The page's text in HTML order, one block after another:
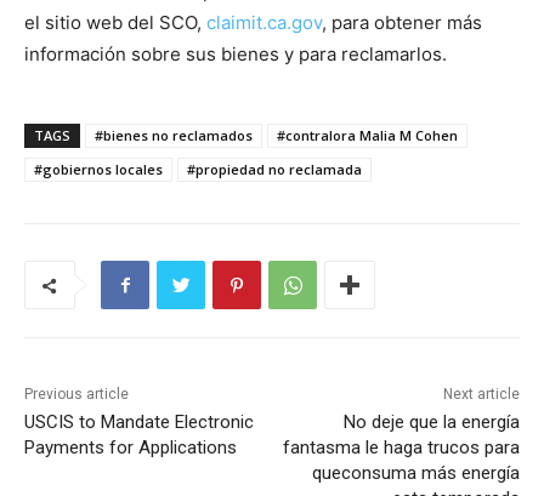
el sitio web del SCO, claimit.ca.gov, para obtener más
información sobre sus bienes y para reclamarlos.
TAGS #bienes no reclamados
#contralora Malia M Cohen
#gobiernos locales
#propiedad no reclamada
Previous article
USCIS to Mandate Electronic
Payments for Applications
Next article
No deje que la energía
fantasma le haga trucos para
queconsuma más energía